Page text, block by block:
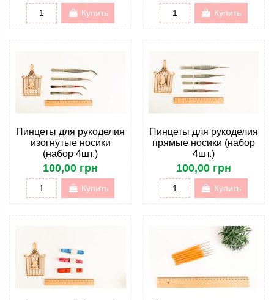
Купить Купить
Пинцеты для рукоделия
изогнутые носики
(набор 4шт.)
100,00 грн
Купить
Пинцеты для рукоделия
прямые носики (набор
4шт.)
100,00 грн
Купить